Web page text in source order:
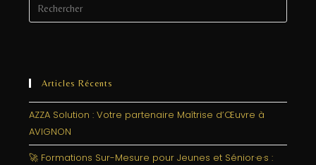
Articles Récents
AZZA Solution : Votre partenaire Maîtrise d’Œuvre à
AVIGNON
🚀 Formations Sur-Mesure pour Jeunes et Sénior·e·s :